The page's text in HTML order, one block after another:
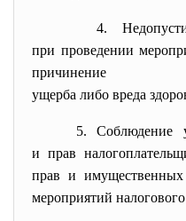
4.
при проведении
причинение
ущерба либо вреда
5. Соблюдение
и прав
прав и
мероприятий